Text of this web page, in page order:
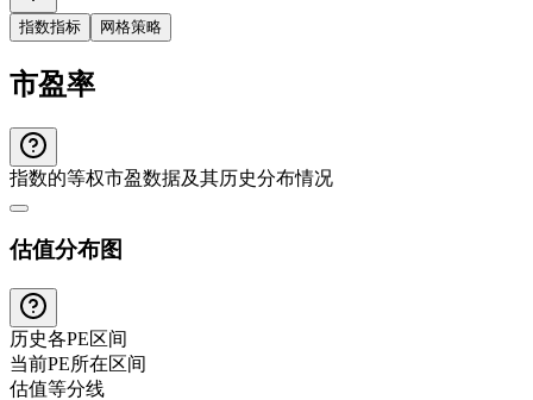
指数指标 网格策略
市盈率
指数的等权市盈数据及其历史分布情况
估值分布图
历史各PE区间
当前PE所在区间
估值等分线